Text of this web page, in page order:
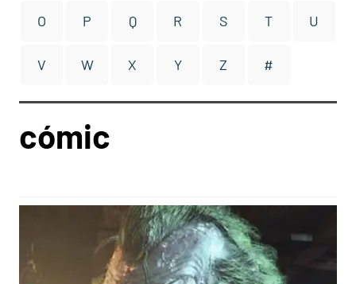
O P Q R S T U
V W X Y Z #
cómic